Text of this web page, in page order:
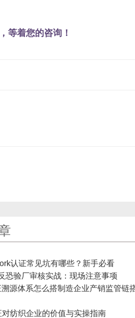
等着您的咨询！
认证常见坑有哪些？新手必看
恐验厂审核实战：现场注意事项
源体系怎么搭制造企业产销监管链
纺织企业的价值与实操指南